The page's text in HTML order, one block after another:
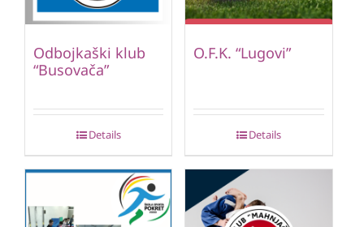
Odbojkaški klub
“Busovača”
Details
O.F.K. “Lugovi”
Details